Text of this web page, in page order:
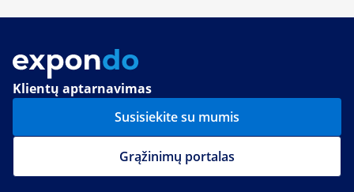
Klientų aptarnavimas
Susisiekite su mumis
Grąžinimų portalas